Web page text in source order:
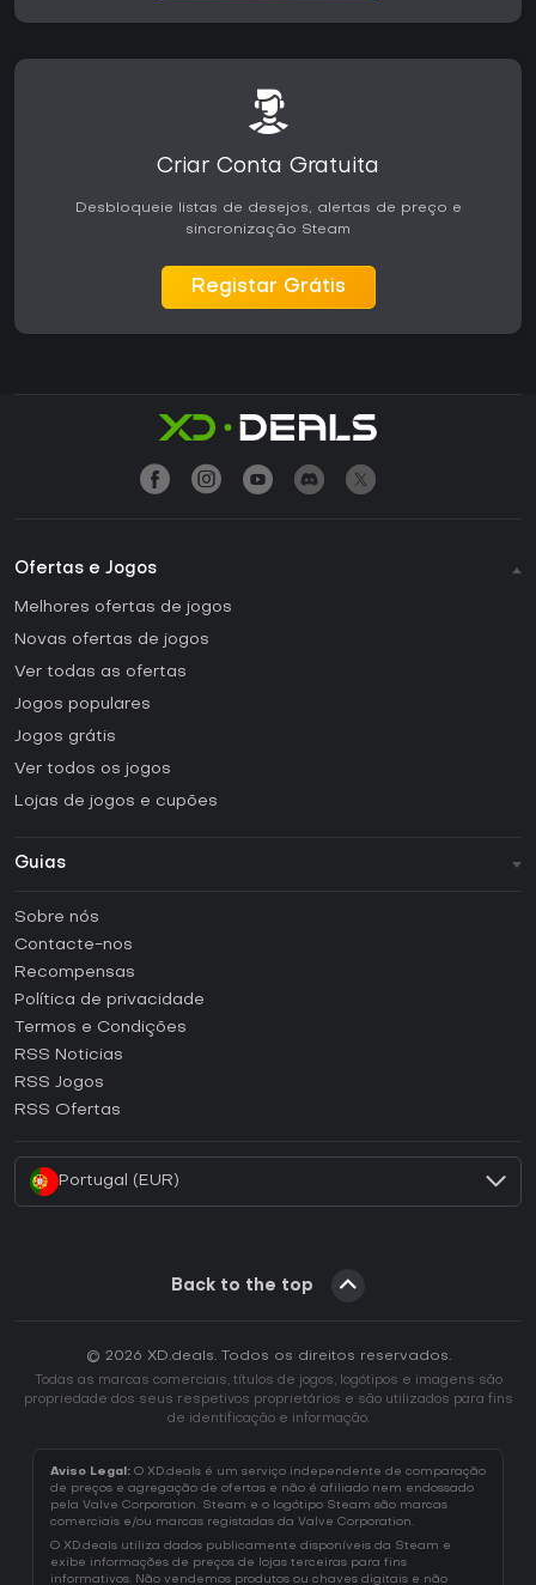
Criar Conta Gratuita
Desbloqueie listas de desejos, alertas de preço e
sincronização Steam
Registar Grátis
Ofertas e Jogos
Melhores ofertas de jogos
Novas ofertas de jogos
Ver todas as ofertas
Jogos populares
Jogos grátis
Ver todos os jogos
Lojas de jogos e cupões
Guias
Como ativar uma CD Key Steam?
Como ativar uma CD Key Epic Games?
Como ativar uma CD Key GOG?
Como ativar uma CD Key Ubisoft Connect?
Sobre nós
Contacte-nos
Recompensas
Política de privacidade
Termos e Condições
RSS Noticias
RSS Jogos
RSS Ofertas
Portugal (EUR)
Back to the top
© 2026 XD.deals. Todos os direitos reservados.
Todas as marcas comerciais, títulos de jogos, logótipos e imagens são
propriedade dos seus respetivos proprietários e são utilizados para fins
de identificação e informação.
Aviso Legal: O XD.deals é um serviço independente de comparação
de preços e agregação de ofertas e não é afiliado nem endossado
pela Valve Corporation. Steam e o logótipo Steam são marcas
comerciais e/ou marcas registadas da Valve Corporation.
O XD.deals utiliza dados publicamente disponíveis da Steam e
exibe informações de preços de lojas terceiras para fins
informativos. Não vendemos produtos ou chaves digitais e não